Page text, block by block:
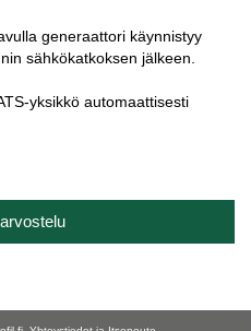
generaattori käynnistyy
sähkökatkoksen jälkeen.
yksikkö automaattisesti